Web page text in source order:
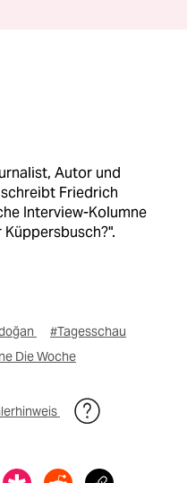
Autor und
Friedrich
Interview-Kolumne
Küppersbusch?".
#Tagesschau
Die Woche